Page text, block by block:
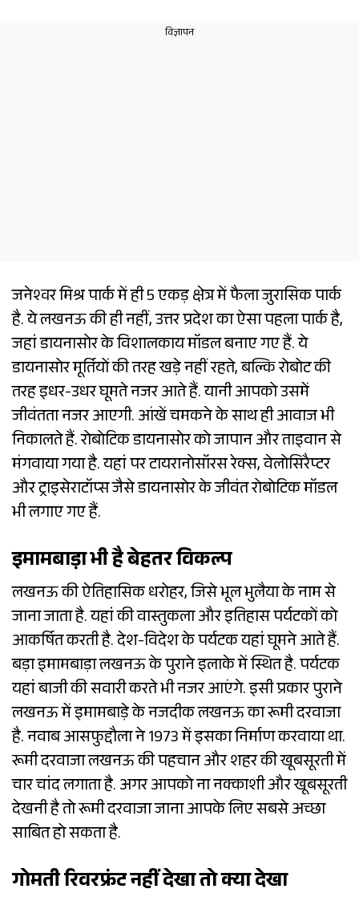
जनेश्वर मिश्र पार्क में ही 5 एकड़ क्षेत्र में फैला जुरासिक पार्क
है. ये लखनऊ की ही नहीं, उत्तर प्रदेश का ऐसा पहला पार्क है,
जहां डायनासोर के विशालकाय मॉडल बनाए गए हैं. ये
डायनासोर मूर्तियों की तरह खड़े नहीं रहते, बल्कि रोबोट की
तरह इधर-उधर घूमते नजर आते हैं. यानी आपको उसमें
जीवंतता नजर आएगी. आंखें चमकने के साथ ही आवाज भी
निकालते हैं. रोबोटिक डायनासोर को जापान और ताइवान से
मंगवाया गया है. यहां पर टायरानोसॉरस रेक्स, वेलोसिरैप्टर
और ट्राइसेराटॉप्स जैसे डायनासोर के जीवंत रोबोटिक मॉडल
भी लगाए गए हैं.
इमामबाड़ा भी है बेहतर विकल्प
लखनऊ की ऐतिहासिक धरोहर, जिसे भूल भुलैया के नाम से
जाना जाता है. यहां की वास्तुकला और इतिहास पर्यटकों को
आकर्षित करती है. देश-विदेश के पर्यटक यहां घूमने आते हैं.
बड़ा इमामबाड़ा लखनऊ के पुराने इलाके में स्थित है. पर्यटक
यहां बाजी की सवारी करते भी नजर आएंगे. इसी प्रकार पुराने
लखनऊ में इमामबाड़े के नजदीक लखनऊ का रूमी दरवाजा
है. नवाब आसफुद्दौला ने 1973 में इसका निर्माण करवाया था.
रूमी दरवाजा लखनऊ की पहचान और शहर की खूबसूरती में
चार चांद लगाता है. अगर आपको ना नक्काशी और खूबसूरती
देखनी है तो रूमी दरवाजा जाना आपके लिए सबसे अच्छा
साबित हो सकता है.
गोमती रिवरफ्रंट नहीं देखा तो क्या देखा